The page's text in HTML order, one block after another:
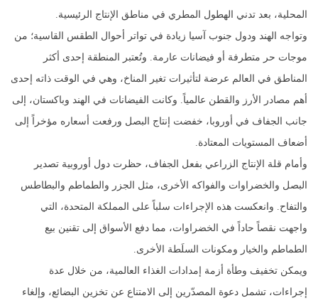
المحلية، بعد تدني الهطول المطري في مناطق الإنتاج الرئيسية.
وتواجه الهند ودول جنوب آسيا زيادة في تواتر أحوال الطقس القاسية؛ من
موجات حر متطرفة أو فيضانات عارمة. وتُعتبر المنطقة إحدى أكثر
المناطق في العالم عرضة لتأثيرات تغير المناخ، وهي في الوقت ذاته إحدى
أهم مصادر الأرز والقطن عالمياً. وكانت الفيضانات في الهند وباكستان، إلى
جانب الجفاف في أوروبا، خفضت إنتاج البصل ورفعت أسعاره مؤخراً إلى
أضعاف المستويات المعتادة.
وأمام قلة الإنتاج الزراعي بفعل الجفاف، حظرت دول أوروبية تصدير
البصل والخضراوات والفواكه الأخرى، مثل الجزر والطماطم والبطاطس
والتفاح. وانعكست هذه الإجراءات سلباً على المملكة المتحدة، التي
واجهت نقصاً حاداً في الخضراوات، مما دفع الأسواق إلى تقنين بيع
الطماطم والخيار ومكونات السلَطة الأخرى.
ويمكن تخفيف وطأة أزمة إمدادات الغذاء العالمية، من خلال عدة
إجراءات، تشمل دعوة المصدّرين إلى الامتناع عن تخزين البضائع، وإلغاء